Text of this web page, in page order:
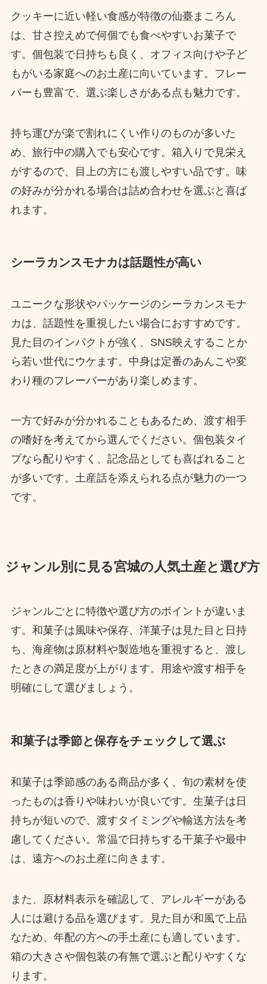
クッキーに近い軽い食感が特徴の仙臺まころん
は、甘さ控えめで何個でも食べやすいお菓子で
す。個包装で日持ちも良く、オフィス向けや子ど
もがいる家庭へのお土産に向いています。フレー
バーも豊富で、選ぶ楽しさがある点も魅力です。
持ち運びが楽で割れにくい作りのものが多いた
め、旅行中の購入でも安心です。箱入りで見栄え
がするので、目上の方にも渡しやすい品です。味
の好みが分かれる場合は詰め合わせを選ぶと喜ば
れます。
シーラカンスモナカは話題性が高い
ユニークな形状やパッケージのシーラカンスモナ
カは、話題性を重視したい場合におすすめです。
見た目のインパクトが強く、SNS映えすることか
ら若い世代にウケます。中身は定番のあんこや変
わり種のフレーバーがあり楽しめます。
一方で好みが分かれることもあるため、渡す相手
の嗜好を考えてから選んでください。個包装タイ
プなら配りやすく、記念品としても喜ばれること
が多いです。土産話を添えられる点が魅力の一つ
です。
ジャンル別に見る宮城の人気土産と選び方
ジャンルごとに特徴や選び方のポイントが違いま
す。和菓子は風味や保存、洋菓子は見た目と日持
ち、海産物は原材料や製造地を重視すると、渡し
たときの満足度が上がります。用途や渡す相手を
明確にして選びましょう。
和菓子は季節と保存をチェックして選ぶ
和菓子は季節感のある商品が多く、旬の素材を使
ったものは香りや味わいが良いです。生菓子は日
持ちが短いので、渡すタイミングや輸送方法を考
慮してください。常温で日持ちする干菓子や最中
は、遠方へのお土産に向きます。
また、原材料表示を確認して、アレルギーがある
人には避ける品を選びます。見た目が和風で上品
なため、年配の方への手土産にも適しています。
箱の大きさや個包装の有無で選ぶと配りやすくな
ります。